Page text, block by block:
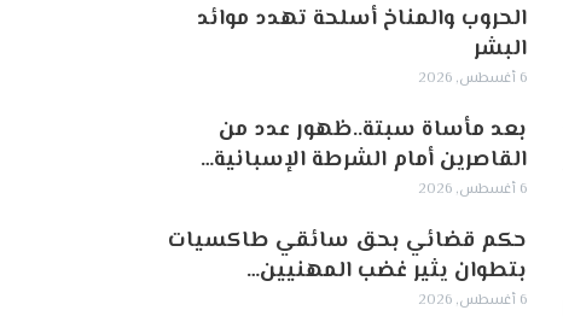
الحروب والمناخ أسلحة تهدد موائد
البشر
6 أغسطس, 2026
بعد مأساة سبتة..ظهور عدد من
القاصرين أمام الشرطة الإسبانية…
6 أغسطس, 2026
حكم قضائي بحق سائقي طاكسيات
بتطوان يثير غضب المهنيين…
6 أغسطس, 2026